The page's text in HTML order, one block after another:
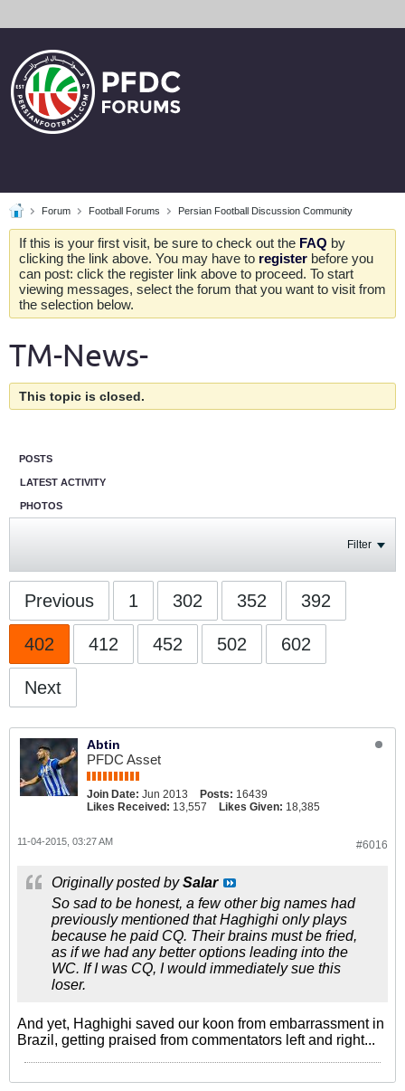
Forum Football Forums Persian Football Discussion Community
If this is your first visit, be sure to check out the FAQ by
clicking the link above. You may have to register before you
can post: click the register link above to proceed. To start
viewing messages, select the forum that you want to visit from
the selection below.
TM-News-
This topic is closed.
POSTS
LATEST ACTIVITY
PHOTOS
Filter
Previous 1 302 352 392
402 412 452 502 602
Next
Abtin
PFDC Asset
Join Date: Jun 2013 Posts: 16439
Likes Received: 13,557 Likes Given: 18,385
#6016
11-04-2015, 03:27 AM
Originally posted bySalar
So sad to be honest, a few other big names had
previously mentioned that Haghighi only plays
because he paid CQ. Their brains must be fried,
as if we had any better options leading into the
WC. If I was CQ, I would immediately sue this
loser.
And yet, Haghighi saved our koon from embarrassment in
Brazil, getting praised from commentators left and right...